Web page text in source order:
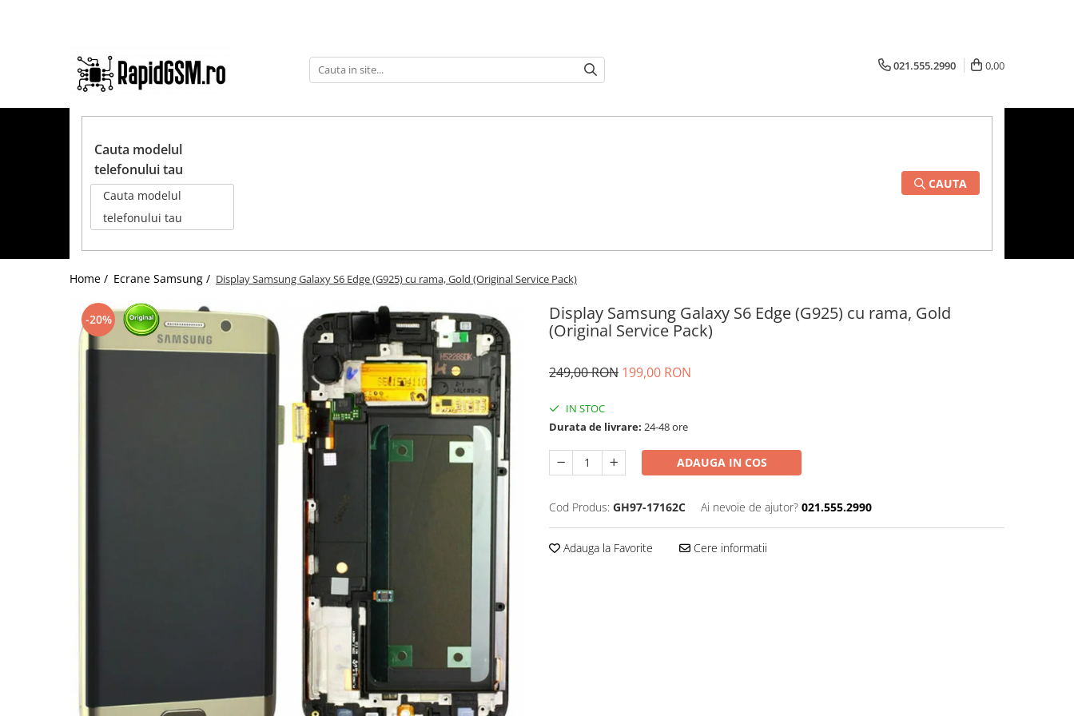
Ecrane Samsung
seria A
tableta
Ecrane iPhone
Ecrane Huawei / Honor
Ecrane Xiaomi / Redmi
Ecrane Motorola
Benzi flex si butoane
021.555.2990 0,00
Cauta modelul
telefonului tau
Cauta modelul
telefonului tau
CAUTA
Home / Ecrane Samsung / Display Samsung Galaxy S6 Edge (G925) cu rama, Gold (Original Service Pack)
Display Samsung Galaxy S6 Edge (G925) cu rama, Gold
(Original Service Pack)
-20%
249,00 RON 199,00 RON
IN STOC
Durata de livrare: 24-48 ore
ADAUGA IN COS
Cod Produs: GH97-17162C Ai nevoie de ajutor? 021.555.2990
Adauga la Favorite Cere informatii